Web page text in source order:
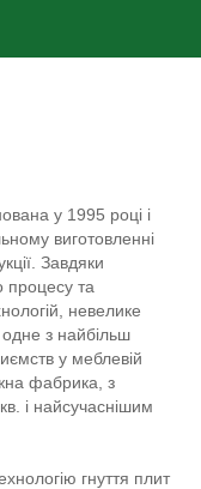
у 1995 році і
виготовленні
Завдяки
процесу та
невелике
з найбільш
у меблевій
фабрика, з
і найсучаснішим
гнуття плит